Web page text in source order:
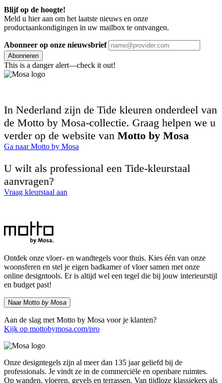
Blijf op de hoogte!
Meld u hier aan om het laatste nieuws en onze
productaankondigingen in uw mailbox te ontvangen.
Abonneer op onze nieuwsbrief
Abonneren
This is a danger alert—check it out!
In Nederland zijn de Tide kleuren onderdeel van
de Motto by Mosa-collectie. Graag helpen we u
verder op de website van Motto by Mosa
Ga naar Motto by Mosa
U wilt als professional een Tide-kleurstaal
aanvragen?
Vraag kleurstaal aan
Ontdek onze vloer- en wandtegels voor thuis. Kies één van onze
woonsferen en stel je eigen badkamer of vloer samen met onze
online designtools. Er is altijd wel een tegel die bij jouw interieurstijl
en budget past!
Naar Motto by Mosa
Aan de slag met Motto by Mosa voor je klanten?
Kijk op mottobymosa.com/pro
Onze designtegels zijn al meer dan 135 jaar geliefd bij de
professionals. Je vindt ze in de commerciële en openbare ruimtes.
Op wanden, vloeren, gevels en terrassen. Van tijdloze klassiekers als